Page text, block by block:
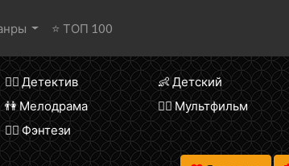
⭐ ТОП 100
🕵️‍♂️ Детектив 👶 Детский
👫 Мелодрама 🧚‍♀️ Мультфильм
🧝‍♂️ Фэнтези